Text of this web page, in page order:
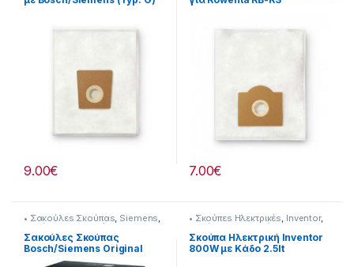
9.00€ 7.00€
• Σακούλεs Σκούπαs Siemens
Σκούπισμα & Καθάρισμα
Σακούλες Σκούπας
Bosch/Siemens Original
VZ41FGAL 23219027
• Σκούπεs Ηλεκτρικέs Inventor,
Σκούπισμα & Καθάρισμα
Σκούπα Ηλεκτρική Inventor
800W με Κάδο 2.5lt